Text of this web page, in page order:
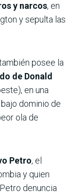
y narcos, en
y sepulta las
posee la
de Donald
en una
dominio de
ola de
Petro, el
y quien
denuncia